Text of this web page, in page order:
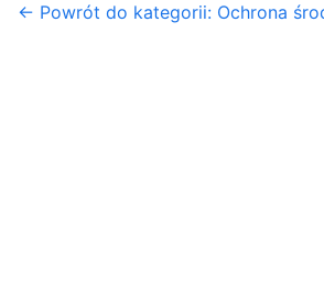
← Powrót do kategorii: Ochrona